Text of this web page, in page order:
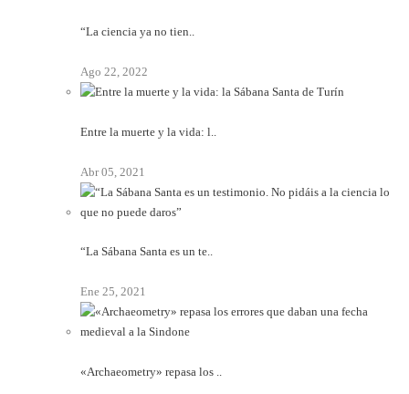
“La ciencia ya no tien..
Ago 22, 2022
Entre la muerte y la vida: l..
Abr 05, 2021
“La Sábana Santa es un te..
Ene 25, 2021
«Archaeometry» repasa los ..